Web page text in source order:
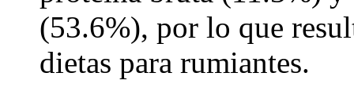
(53.6%), por lo que
dietas para rumiantes.